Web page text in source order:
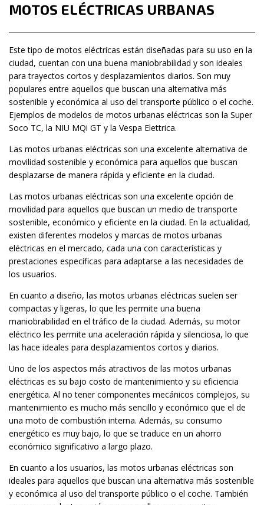
MOTOS ELÉCTRICAS URBANAS
Este tipo de motos eléctricas están diseñadas para su uso en la
ciudad, cuentan con una buena maniobrabilidad y son ideales
para trayectos cortos y desplazamientos diarios. Son muy
populares entre aquellos que buscan una alternativa más
sostenible y económica al uso del transporte público o el coche.
Ejemplos de modelos de motos urbanas eléctricas son la Super
Soco TC, la NIU MQi GT y la Vespa Elettrica.
Las motos urbanas eléctricas son una excelente alternativa de
movilidad sostenible y económica para aquellos que buscan
desplazarse de manera rápida y eficiente en la ciudad.
Las motos urbanas eléctricas son una excelente opción de
movilidad para aquellos que buscan un medio de transporte
sostenible, económico y eficiente en la ciudad. En la actualidad,
existen diferentes modelos y marcas de motos urbanas
eléctricas en el mercado, cada una con características y
prestaciones específicas para adaptarse a las necesidades de
los usuarios.
En cuanto a diseño, las motos urbanas eléctricas suelen ser
compactas y ligeras, lo que les permite una buena
maniobrabilidad en el tráfico de la ciudad. Además, su motor
eléctrico les permite una aceleración rápida y silenciosa, lo que
las hace ideales para desplazamientos cortos y diarios.
Uno de los aspectos más atractivos de las motos urbanas
eléctricas es su bajo costo de mantenimiento y su eficiencia
energética. Al no tener componentes mecánicos complejos, su
mantenimiento es mucho más sencillo y económico que el de
una moto de combustión interna. Además, su consumo
energético es muy bajo, lo que se traduce en un ahorro
económico significativo a largo plazo.
En cuanto a los usuarios, las motos urbanas eléctricas son
ideales para aquellos que buscan una alternativa más sostenible
y económica al uso del transporte público o el coche. También